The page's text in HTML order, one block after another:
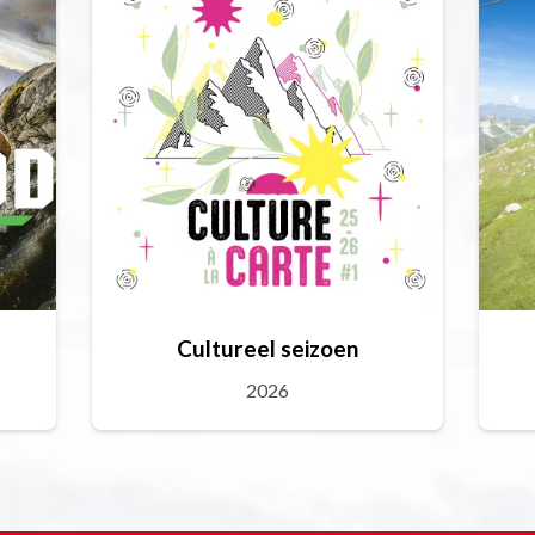
Cultureel seizoen
2026